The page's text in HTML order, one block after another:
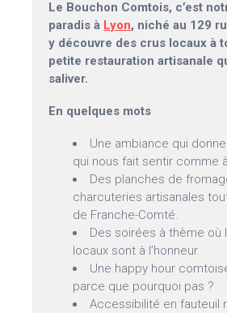
Le Bouchon Comtois, c’est
paradis à Lyon, niché au 129
y découvre des crus locaux à
petite restauration artisanale
saliver.
En quelques mots
Une ambiance qui
qui nous fait sentir comme
Des planches de
charcuteries artisanales
de Franche-Comté.
Des soirées à thème où
locaux sont à l’honneur.
Une happy hour
parce que pourquoi pas ?
Accessibilité en fauteuil